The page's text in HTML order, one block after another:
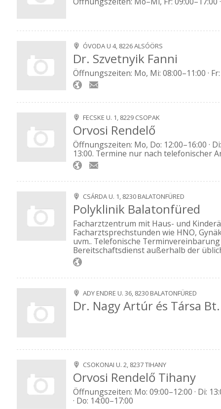
ÓVODA U 4, 8226 ALSÓÖRS
Dr. Szvetnyik Fanni
Öffnungszeiten: Mo, Mi: 08:00–11:00 ·
FECSKE U. 1, 8229 CSOPAK
Orvosi Rendelő
Öffnungszeiten: Mo, Do: 12:00–16:00 ·
13:00. Termine nur nach telefonischer
CSÁRDA U. 1, 8230 BALATONFÜRED
Polyklinik Balatonfüred
Facharztzentrum mit Haus- und
Facharztsprechstunden wie HNO,
uvm.. Telefonische
Bereitschaftsdienst außerhalb der
ADY ENDRE U. 36, 8230 BALATONFÜRED
Dr. Nagy Artúr és Társa Bt.
CSOKONAI U. 2, 8237 TIHANY
Orvosi Rendelő Tihany
Öffnungszeiten: Mo: 09:00–12:00 · Di:
· Do: 14:00–17:00